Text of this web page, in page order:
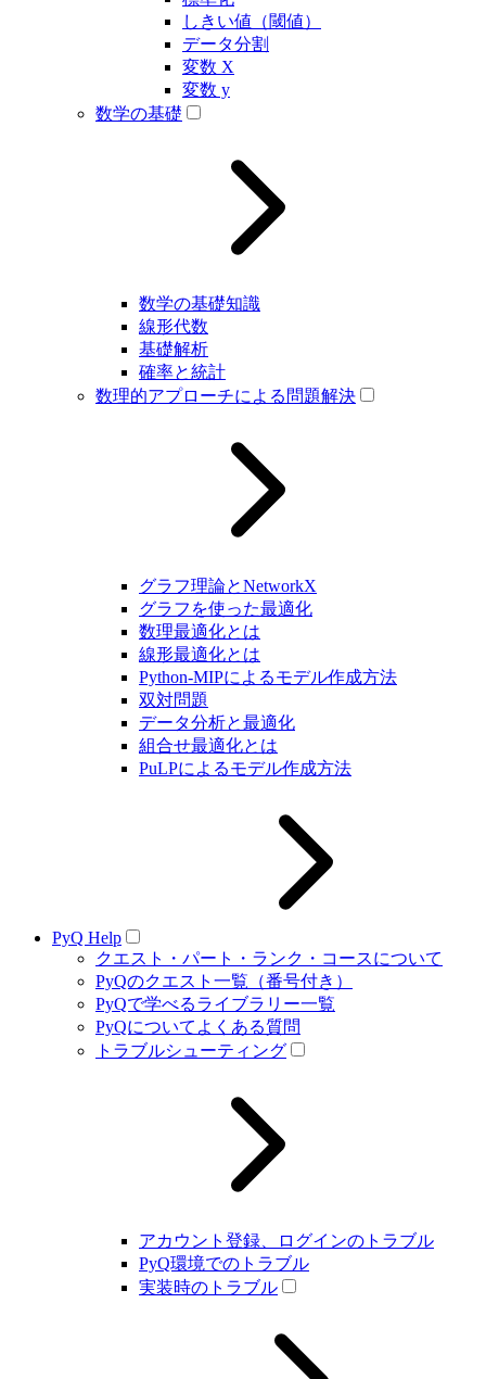
しきい値（閾値）
データ分割
変数 X
変数 y
数学の基礎
数学の基礎知識
線形代数
基礎解析
確率と統計
数理的アプローチによる問題解決
グラフ理論とNetworkX
グラフを使った最適化
数理最適化とは
線形最適化とは
Python-MIPによるモデル作成方法
双対問題
データ分析と最適化
組合せ最適化とは
PuLPによるモデル作成方法
PyQ Help
クエスト・パート・ランク・コースについて
PyQのクエスト一覧（番号付き）
PyQで学べるライブラリー一覧
PyQについてよくある質問
トラブルシューティング
アカウント登録、ログインのトラブル
PyQ環境でのトラブル
実装時のトラブル